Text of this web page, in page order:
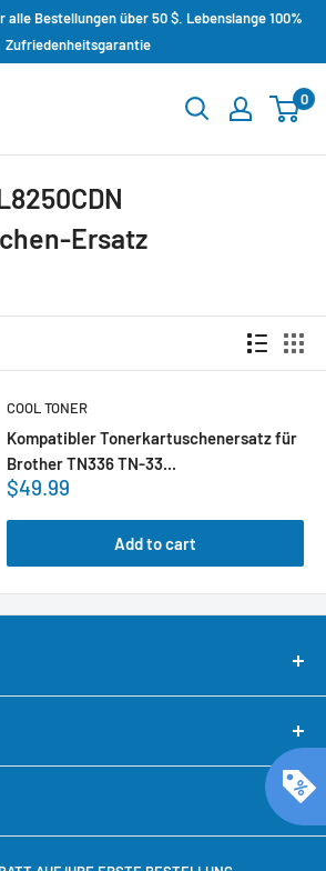
alle Bestellungen über 50 $. Lebenslange 100%
Zufriedenheitsgarantie
0
Ersatz
COOL TONER
Kompatibler Tonerkartuschenersatz für
Brother TN336 TN-33...
$49.99
Add to cart
kaufen?